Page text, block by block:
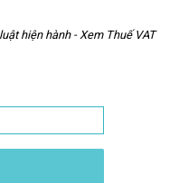
hiện hành -Xem Thuế VAT